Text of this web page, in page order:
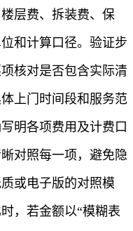
层费、拆装费、保
和计算口径。验证步
核对是否包含实际清
上门时间段和服务范
明各项费用及计费口
对照每一项，避免隐
或电子版的对照模
，若金额以“模糊表